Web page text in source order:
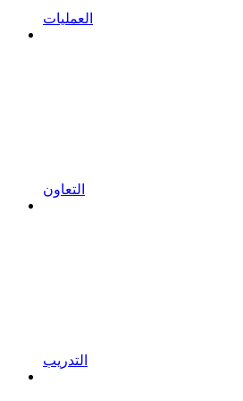
العمليات
التعاون
التدريب